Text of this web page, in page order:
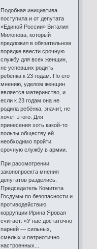
Подобная инициатива
поступила и от депутата
«Единой России» Виталия
Милонова, который
предложил в обязательном
порядке ввести срочную
службу для всех женщин,
не успевших родить
ребёнка к 23 годам. По его
мнению, уделом женщин
является материнство, и
если к 23 годам она не
родила ребёнка, значит, не
хочет этого. Для
принесения хоть какой-то
пользы обществу ей
необходимо пройти
срочную службу в армии.
При рассмотрении
законопроекта мнения
депутатов разделись.
Председатель Комитета
Госдумы по безопасности и
противодействию
коррупции Ирина Яровая
считает: «У нас достаточно
парней — сильных,
смелых и патриотично
настроенных...